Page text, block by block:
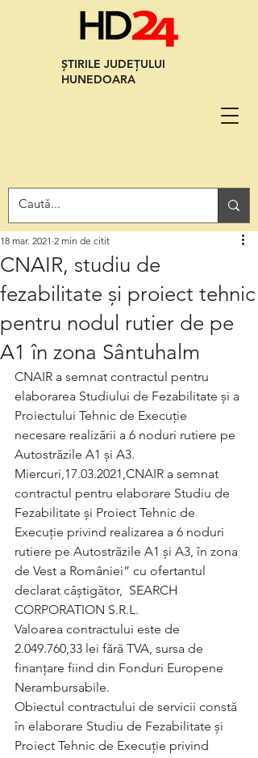
ȘTIRILE JUDEȚULUI
HUNEDOARA
CNAIR, studiu de
fezabilitate și proiect tehnic
pentru nodul rutier de pe
A1 în zona Sântuhalm
18 mar. 2021 2 min de citit
CNAIR a semnat contractul pentru
elaborarea Studiului de Fezabilitate și a
Proiectului Tehnic de Execuție
necesare realizării a 6 noduri rutiere pe
Autostrăzile A1 și A3.
Miercuri,17.03.2021,CNAIR a semnat
contractul pentru elaborare Studiu de
Fezabilitate și Proiect Tehnic de
Execuție privind realizarea a 6 noduri
rutiere pe Autostrăzile A1 și A3, în zona
de Vest a României” cu ofertantul
declarat câștigător,  SEARCH
CORPORATION S.R.L.
Valoarea contractului este de
2.049.760,33 lei fără TVA, sursa de
finanțare fiind din Fonduri Europene
Nerambursabile.
Obiectul contractului de servicii constă
în elaborare Studiu de Fezabilitate și
Proiect Tehnic de Execuție privind